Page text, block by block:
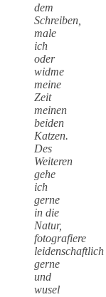
dem
Schreiben,
male
ich
oder
widme
meine
Zeit
meinen
beiden
Katzen.
Des
Weiteren
gehe
ich
gerne
in die
Natur,
fotografiere
leidenschaftlich
gerne
und
wusel